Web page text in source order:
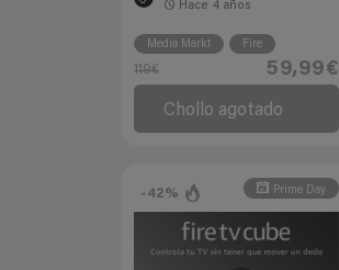
Hace 4 años
Media Markt Fire
119€ 59,99€
Chollo agotado
-42% Prime Day